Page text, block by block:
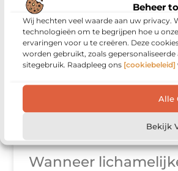
Beheer
Wij hechten veel waarde aan uw privacy.
technologieën om te begrijpen hoe u
ervaringen voor u te creëren. Deze
worden gebruikt, zoals
sitegebruik. Raadpleeg ons [cookiebeleid]
Alle
Bekijk
praktische
voor
functioneren
Wanneer